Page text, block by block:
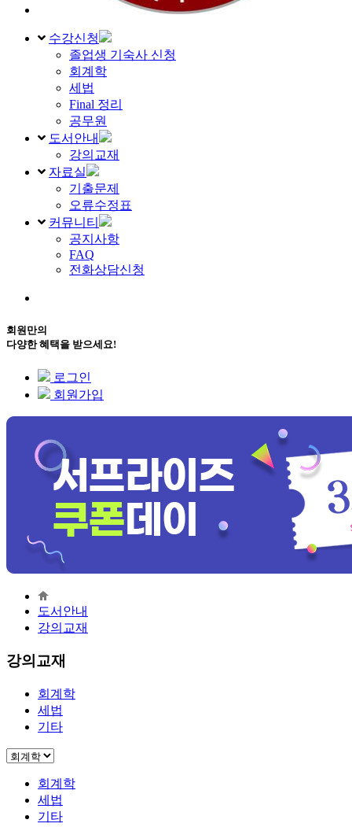
수강신청
졸업생 기숙사 신청
회계학
세법
Final 정리
공무원
도서안내
강의교재
자료실
기출문제
오류수정표
커뮤니티
공지사항
FAQ
전화상담신청
회원만의
다양한 혜택을 받으세요!
로그인
회원가입
도서안내
강의교재
강의교재
회계학
세법
기타
회계학
세법
기타